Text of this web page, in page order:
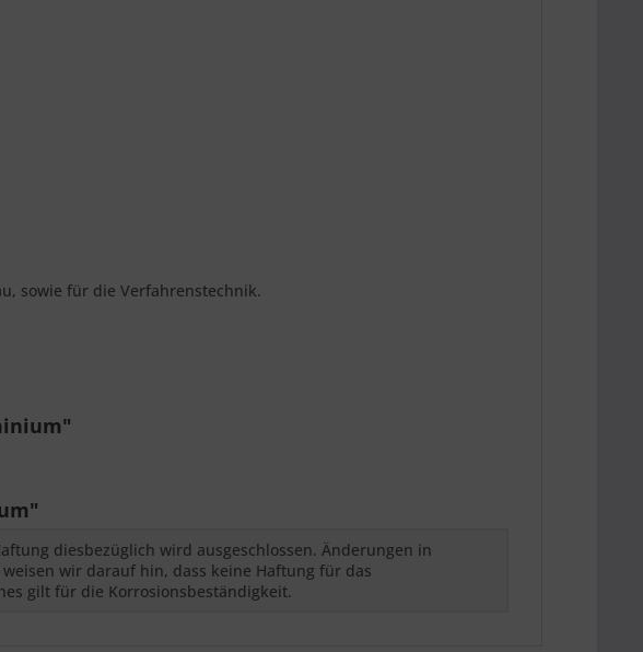
sowie für die Verfahrenstechnik.
diesbezüglich wird ausgeschlossen. Änderungen in
wir darauf hin, dass keine Haftung für das
gilt für die Korrosionsbeständigkeit.